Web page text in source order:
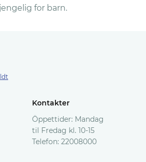
for barn.
Kontakter
Öppettider: Mandag
til Fredag kl. 10-15
Telefon: 22008000